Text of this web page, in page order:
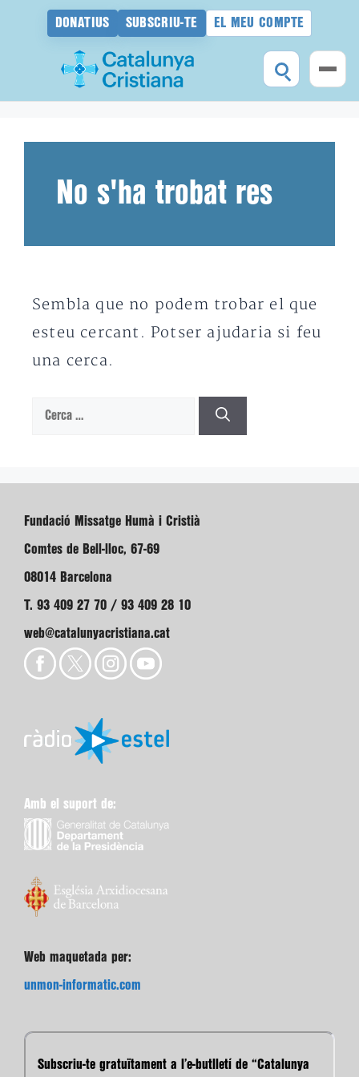
DONATIUS SUBSCRIU-TE EL MEU COMPTE
No s'ha trobat res
Sembla que no podem trobar el que
esteu cercant. Potser ajudaria si feu
una cerca.
Cerca:
Fundació Missatge Humà i Cristià
Comtes de Bell-lloc, 67-69
08014 Barcelona
T. 93 409 27 70 / 93 409 28 10
web@catalunyacristiana.cat
Amb el suport de:
Web maquetada per:
unmon-informatic.com
Subscriu-te gratuïtament a l’e-butlletí de “Catalunya